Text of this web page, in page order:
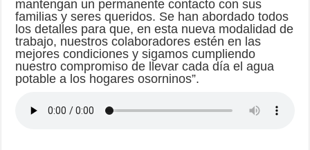
mantengan un permanente contacto con sus
familias y seres queridos. Se han abordado todos
los detalles para que, en esta nueva modalidad de
trabajo, nuestros colaboradores estén en las
mejores condiciones y sigamos cumpliendo
nuestro compromiso de llevar cada día el agua
potable a los hogares osorninos”.